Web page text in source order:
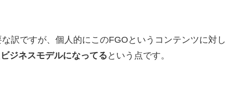
訳ですが、個人的にこのFGOというコンテンツに対
ジネスモデルになってる という点です。